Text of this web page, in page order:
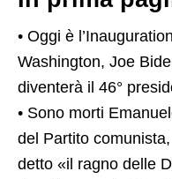
• Oggi è
Washington, Joe
diventerà il 46°
• Sono morti
del Partito
detto «il ragno delle